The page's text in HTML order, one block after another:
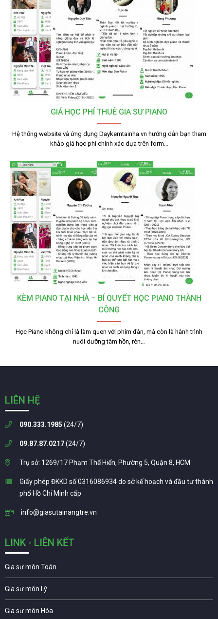
GIÁ HỌC PHÍ THUÊ GIA SƯ PIANO
Hệ thống website và ứng dụng Daykemtainha.vn hướng dẫn bạn tham
khảo giá học phí chính xác dựa trên form…
KÈM PIANO TẠI NHÀ – BÍ QUYẾT HỌC PIANO THÀNH
CÔNG
Học Piano không chỉ là làm quen với phím đàn, mà còn là hành trình
nuôi dưỡng tâm hồn, rèn…
LIÊN HỆ
090.333.1985 (24/7)
09.87.87.0217(24/7)
Trụ sở: 1269/17 Phạm Thế Hiển, Phường 5, Quận 8, HCM
Giấy phép ĐKKD số 0316086934 do sở kế hoạch và đầu tư thành
phố Hồ Chí Minh cấp
info@giasutainangtre.vn
LINK - LIÊN KẾT
Gia sư môn Toán
Gia sư môn Lý
Gia sư môn Hóa